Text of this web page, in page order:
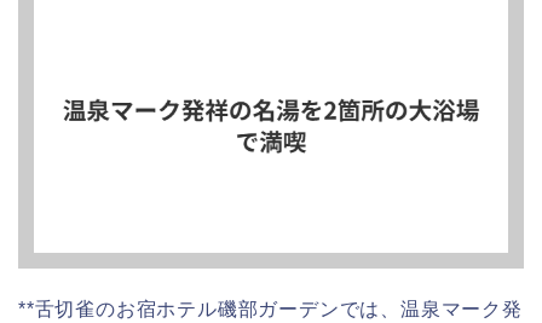
**舌切雀のお宿ホテル磯部ガーデンでは、温泉マーク発